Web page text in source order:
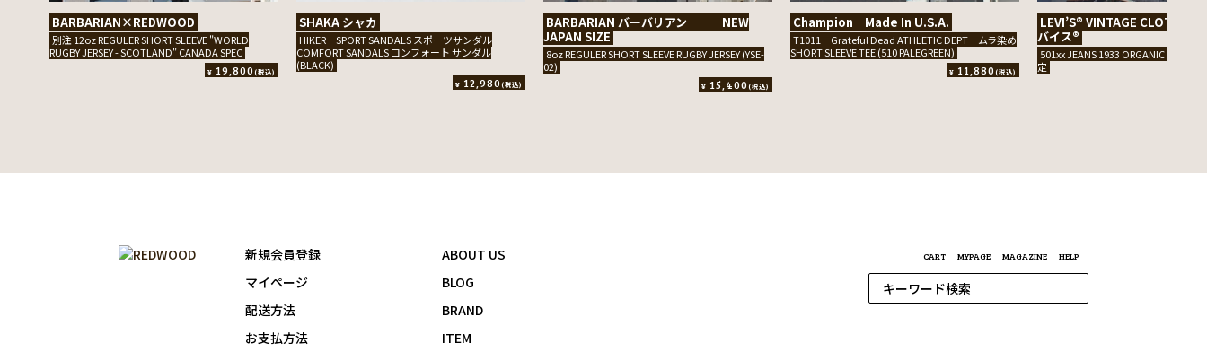
BARBARIAN×REDWOOD
別注 12oz REGULER SHORT SLEEVE "WORLD
RUGBY JERSEY - SCOTLAND" CANADA SPEC
¥ 19,800(税込)
SHAKA シャカ
HIKER SPORT SANDALS スポーツサンダル
COMFORT SANDALS コンフォート サンダル
(BLACK)
¥ 12,980(税込)
BARBARIAN バーバリアン NEW
JAPAN SIZE
8oz REGULER SHORT SLEEVE RUGBY JERSEY (YSE-
02)
¥ 15,400(税込)
Champion Made In U.S.A.
T1011 Grateful Dead ATHLETIC DEPT ムラ染め
SHORT SLEEVE TEE (510 PALEGREEN)
¥ 11,880(税込)
LEVI’S® VINTAGE
バイス®
501xx JEANS 1933 ORGANIC DENIM
定
新規会員登録
マイページ
配送方法
お支払方法
ABOUT US
BLOG
BRAND
ITEM
CART MYPAGE MAGAZINE HELP